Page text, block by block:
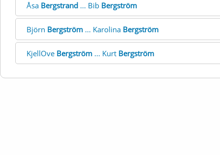
Åsa Bergstrand ... Bib Bergström
Björn Bergström ... Karolina Bergström
KjellOve Bergström ... Kurt Bergström